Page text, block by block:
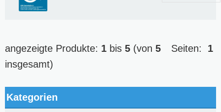
Seiten: 1
angezeigte Produkte: 1 bis 5 (von 5
insgesamt)
Kategorien